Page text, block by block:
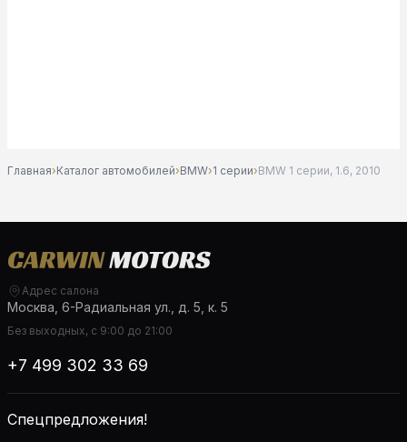
Главная›Каталог автомобилей›BMW›1 серии›BMW 1 серии, 1.6, 2010
Адрес салона
Москва, 6-Радиальная ул., д. 5, к. 5
Без выходных, с 9:00 до 21:00
+7 499 302 33 69
Спецпредложения!